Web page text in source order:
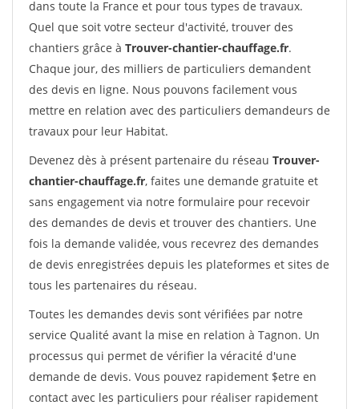
dans toute la France et pour tous types de travaux.
Quel que soit votre secteur d'activité, trouver des
chantiers grâce à Trouver-chantier-chauffage.fr.
Chaque jour, des milliers de particuliers demandent
des devis en ligne. Nous pouvons facilement vous
mettre en relation avec des particuliers demandeurs de
travaux pour leur Habitat.
Devenez dès à présent partenaire du réseau Trouver-
chantier-chauffage.fr, faites une demande gratuite et
sans engagement via notre formulaire pour recevoir
des demandes de devis et trouver des chantiers. Une
fois la demande validée, vous recevrez des demandes
de devis enregistrées depuis les plateformes et sites de
tous les partenaires du réseau.
Toutes les demandes devis sont vérifiées par notre
service Qualité avant la mise en relation à Tagnon. Un
processus qui permet de vérifier la véracité d'une
demande de devis. Vous pouvez rapidement $etre en
contact avec les particuliers pour réaliser rapidement